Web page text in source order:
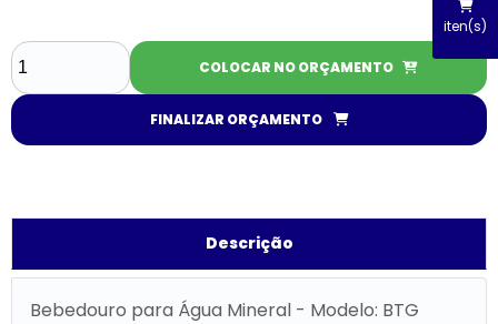
iten(s)
COLOCAR NO ORÇAMENTO
FINALIZAR ORÇAMENTO
Descrição
Bebedouro para Água Mineral - Modelo: BTG